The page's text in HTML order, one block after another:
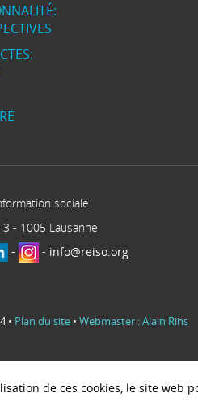
sociale
3 - 1005 Lausanne
- - info@reiso.org
• Plan du site • Webmaster : Alain Rihs
de ces cookies, le site web